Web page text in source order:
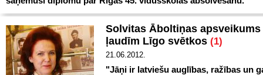
Solvitas Āboltiņas
ļaudīm Līgo svētkos (1)
21.06.2012.
"Jāņi ir latviešu auglības, ražības un